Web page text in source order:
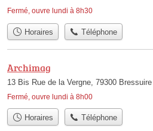
Fermé, ouvre lundi à 8h30
Horaires Téléphone
Archimag
13 Bis Rue de la Vergne, 79300 Bressuire
Fermé, ouvre lundi à 8h00
Horaires Téléphone